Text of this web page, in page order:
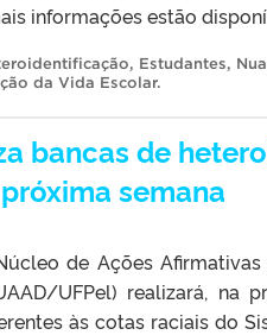
informações estão
, Estudantes,
da Vida Escolar.
bancas de
semana
de Ações
UFPel) realizará, na
às cotas raciais do